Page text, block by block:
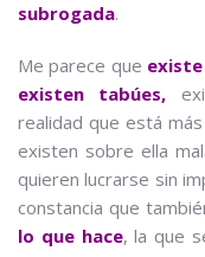
subrogada.
Me parece que
existen tabúes,
realidad que está
existen sobre ella
quieren lucrarse sin
constancia que
lo que hace, la que